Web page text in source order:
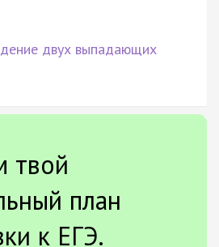
двух выпадающих
твой
план
к ЕГЭ.